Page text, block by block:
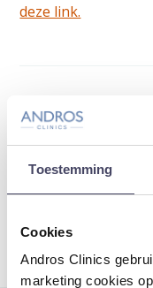
Toestemming
Cookies
Andros Clinics
marketing cookies
deze link.